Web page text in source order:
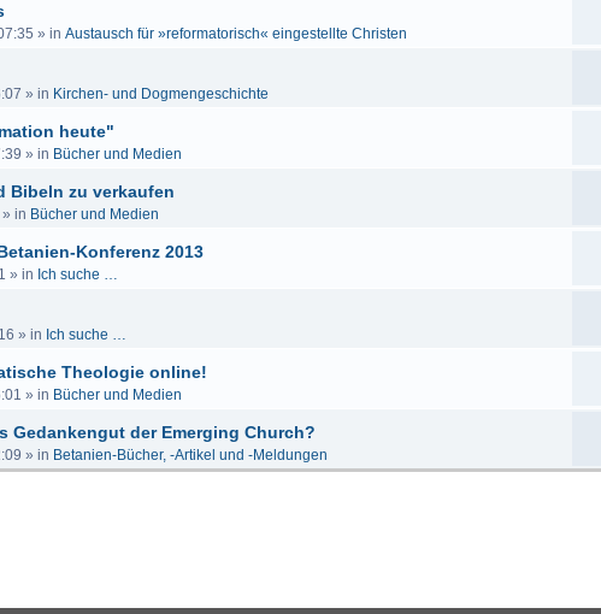
» in Austausch für »reformatorisch« eingestellte Christen
» in Kirchen- und Dogmengeschichte
heute"
» in Bücher und Medien
Bibeln zu verkaufen
» in Bücher und Medien
Konferenz 2013
» in Ich suche …
» in Ich suche …
Theologie online!
» in Bücher und Medien
Gedankengut der Emerging Church?
» in Betanien-Bücher, -Artikel und -Meldungen